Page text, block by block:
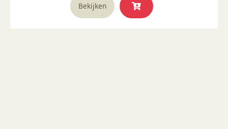
Bekijken